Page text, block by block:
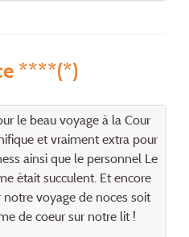
****(*)
le beau voyage à la Cour
et vraiment extra pour
ainsi que le personnel Le
était succulent. Et encore
voyage de noces soit
de coeur sur notre lit !